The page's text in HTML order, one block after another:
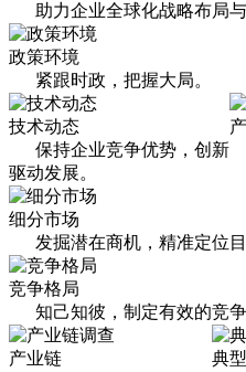
助力企业全球化战略布局
政策环境
紧跟时政，把握大局。
技术动态
保持企业竞争优势，创新
驱动发展。
细分市场
发掘潜在商机，精准定位目
竞争格局
知己知彼，制定有效的竞争
典
产业链